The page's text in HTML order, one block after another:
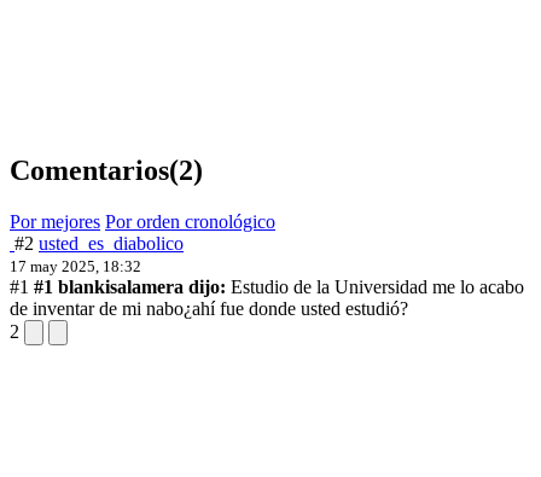
Comentarios(2)
Por mejores Por orden cronológico
#2 usted_es_diabolico
17 may 2025, 18:32
#1 #1 blankisalamera dijo: Estudio de la Universidad me lo acabo
de inventar de mi nabo¿ahí fue donde usted estudió?
2